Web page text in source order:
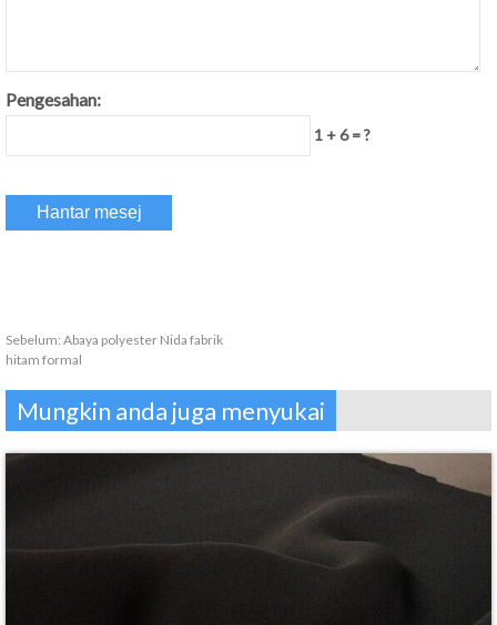
Pengesahan:
1 + 6 = ?
Sebelum: Abaya polyester Nida fabrik
hitam formal
Mungkin anda juga menyukai